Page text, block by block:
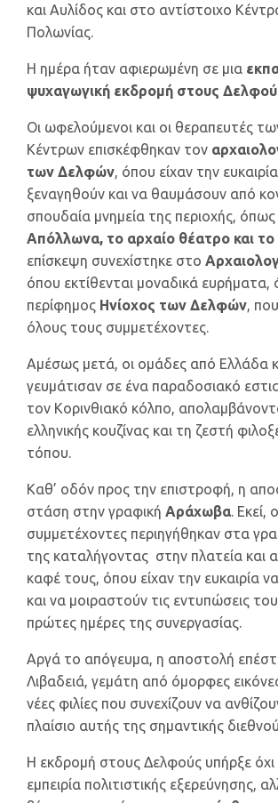
και Αυλίδος και στο αντίστοιχο
Πολωνίας.
Η ημέρα ήταν αφιερωμένη σε μια
ψυχαγωγική εκδρομή στους
Οι ωφελούμενοι και οι θεραπευτές
Κέντρων επισκέφθηκαν τον
των Δελφών, όπου είχαν την
ξεναγηθούν και να θαυμάσουν από
σπουδαία μνημεία της περιοχής,
Απόλλωνα, το αρχαίο θέατρο και το
επίσκεψη συνεχίστηκε στο
όπου εκτίθενται μοναδικά ευρήματα,
περίφημος Ηνίοχος των Δελφών,
όλους τους συμμετέχοντες.
Αμέσως μετά, οι ομάδες από Ελλάδα
γευμάτισαν σε ένα παραδοσιακό
τον Κορινθιακό κόλπο,
ελληνικής κουζίνας και τη ζεστή
τόπου.
Καθ’ οδόν προς την επιστροφή, η
στάση στην γραφική Αράχωβα. Εκεί,
συμμετέχοντες περιηγήθηκαν στα
της καταλήγοντας στην πλατεία και
καφέ τους, όπου είχαν την ευκαιρία
και να μοιραστούν τις εντυπώσεις
πρώτες ημέρες της συνεργασίας.
Αργά το απόγευμα, η αποστολή
Λιβαδειά, γεμάτη από όμορφες
νέες φιλίες που συνεχίζουν να
πλαίσιο αυτής της σημαντικής
Η εκδρομή στους Δελφούς υπήρξε όχι
εμπειρία πολιτιστικής εξερεύνησης,